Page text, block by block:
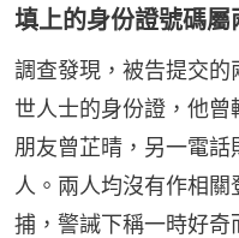
填上的身份證號碼
調查發現，被告提交
世人士的身份證，他
朋友曾芷晴，另一電
人。兩人均沒有作相
捕，警誡下稱一時好